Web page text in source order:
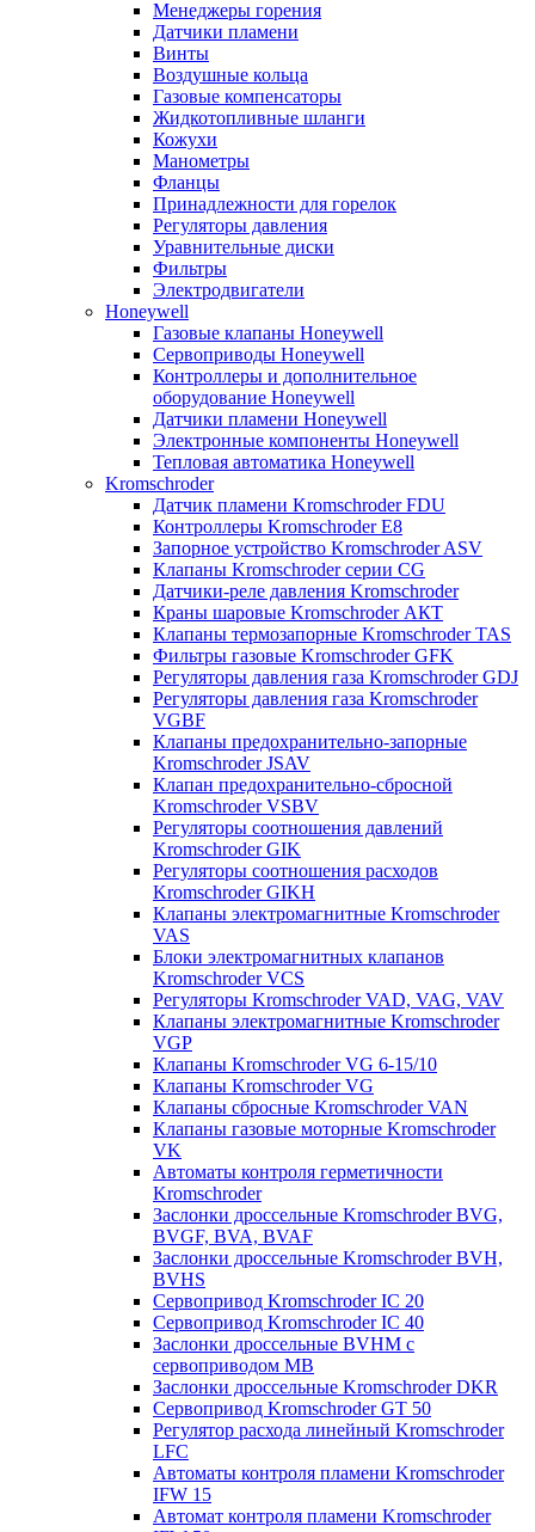
Менеджеры горения
Датчики пламени
Винты
Воздушные кольца
Газовые компенсаторы
Жидкотопливные шланги
Кожухи
Манометры
Фланцы
Принадлежности для горелок
Регуляторы давления
Уравнительные диски
Фильтры
Электродвигатели
Honeywell
Газовые клапаны Honeywell
Сервоприводы Honeywell
Контроллеры и дополнительное
оборудование Honeywell
Датчики пламени Honeywell
Электронные компоненты Honeywell
Тепловая автоматика Honeywell
Kromschroder
Датчик пламени Kromschroder FDU
Контроллеры Kromschroder E8
Запорное устройство Kromschroder ASV
Клапаны Kromschroder серии CG
Датчики-реле давления Kromschroder
Краны шаровые Kromschroder АКТ
Клапаны термозапорные Kromschroder TAS
Фильтры газовые Kromschroder GFK
Регуляторы давления газа Kromschroder GDJ
Регуляторы давления газа Kromschroder
VGBF
Клапаны предохранительно-запорные
Kromschroder JSAV
Клапан предохранительно-сбросной
Kromschroder VSBV
Регуляторы соотношения давлений
Kromschroder GIK
Регуляторы соотношения расходов
Kromschroder GIKH
Клапаны электромагнитные Kromschroder
VAS
Блоки электромагнитных клапанов
Kromschroder VCS
Регуляторы Kromschroder VAD, VAG, VAV
Клапаны электромагнитные Kromschroder
VGP
Клапаны Kromschroder VG 6-15/10
Клапаны Kromschroder VG
Клапаны сбросные Kromschroder VAN
Клапаны газовые моторные Kromschroder
VK
Автоматы контроля герметичности
Kromschroder
Заслонки дроссельные Kromschroder BVG,
BVGF, BVA, BVAF
Заслонки дроссельные Kromschroder BVH,
BVHS
Сервопривод Kromschroder IC 20
Сервопривод Kromschroder IC 40
Заслонки дроссельные BVHM с
сервоприводом МВ
Заслонки дроссельные Kromschroder DKR
Cервопривод Kromschroder GT 50
Регулятор расхода линейный Kromschroder
LFC
Автоматы контроля пламени Kromschroder
IFW 15
Автомат контроля пламени Kromschroder